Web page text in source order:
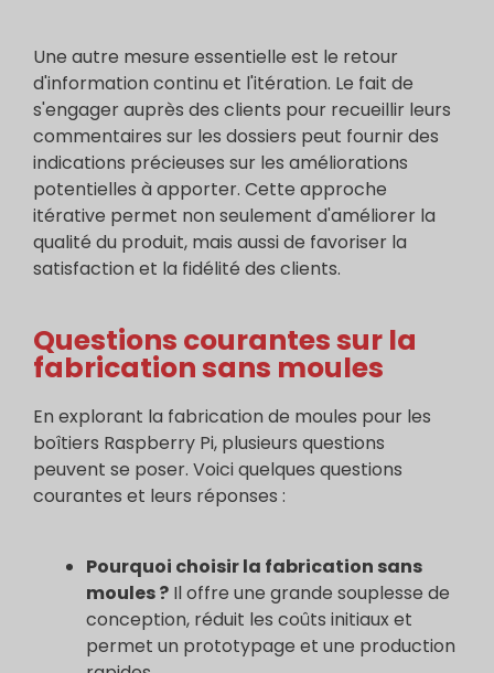
Une autre mesure essentielle est le retour
d'information continu et l'itération. Le fait de
s'engager auprès des clients pour recueillir leurs
commentaires sur les dossiers peut fournir des
indications précieuses sur les améliorations
potentielles à apporter. Cette approche
itérative permet non seulement d'améliorer la
qualité du produit, mais aussi de favoriser la
satisfaction et la fidélité des clients.
Questions courantes sur la
fabrication sans moules
En explorant la fabrication de moules pour les
boîtiers Raspberry Pi, plusieurs questions
peuvent se poser. Voici quelques questions
courantes et leurs réponses :
Pourquoi choisir la fabrication sans
moules ? Il offre une grande souplesse de
conception, réduit les coûts initiaux et
permet un prototypage et une production